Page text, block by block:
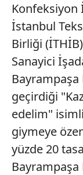
Konfeksiyon
İstanbul
Birliği
Sanayici
geçirdiği
edelim"
giymeye
yüzde 20
Bayrampaşa